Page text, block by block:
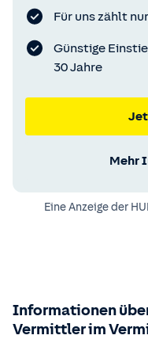
Für uns zählt
Günstige
30 Jahre
Mehr
Eine Anzeige der
Informationen
Vermittler im